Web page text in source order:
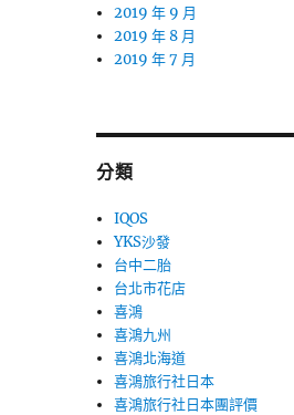
2019 年 9 月
2019 年 8 月
2019 年 7 月
分類
IQOS
YKS沙發
台中二胎
台北市花店
喜鴻
喜鴻九州
喜鴻北海道
喜鴻旅行社日本
喜鴻旅行社日本團評價